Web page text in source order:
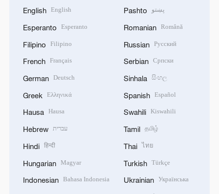
English English
Esperanto Esperanto
Filipino Filipino
French Français
German Deutsch
Greek Ελληνικά
Hausa Hausa
Hebrew עברית
Hindi हिन्दी
Hungarian Magyar
Indonesian Bahasa Indonesia
Pashto پښتو
Romanian Română
Russian Русский
Serbian Српски
Sinhala සිංහල
Spanish Español
Swahili Kiswahili
Tamil தமிழ்
Thai ไทย
Turkish Türkçe
Ukrainian Українська